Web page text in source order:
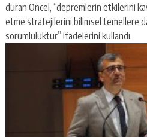
duran Öncel, “depremlerin etkilerini
etme stratejilerini bilimsel temellere
sorumluluktur” ifadelerini kullandı.